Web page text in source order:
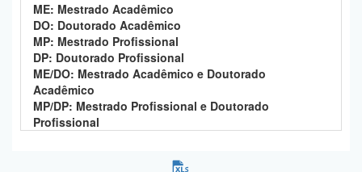
ME: Mestrado Acadêmico
DO: Doutorado Acadêmico
MP: Mestrado Profissional
DP: Doutorado Profissional
ME/DO: Mestrado Acadêmico e Doutorado
Acadêmico
MP/DP: Mestrado Profissional e Doutorado
Profissional